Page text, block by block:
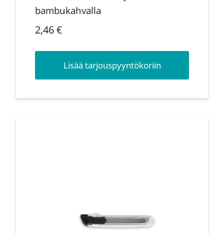
bambukahvalla
2,46€
Lisää tarjouspyyntökoriin